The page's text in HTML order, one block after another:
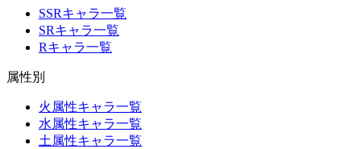
SSRキャラ一覧
SRキャラ一覧
Rキャラ一覧
属性別
火属性キャラ一覧
水属性キャラ一覧
土属性キャラ一覧